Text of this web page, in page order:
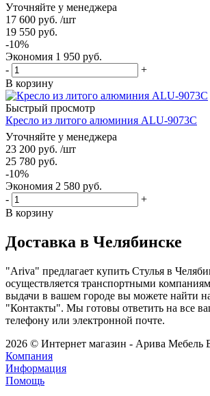
Уточняйте у менеджера
17 600 руб. /шт
19 550 руб.
-10%
Экономия 1 950 руб.
-
+
В корзину
Быстрый просмотр
Кресло из литого алюминия ALU-9073C
Уточняйте у менеджера
23 200 руб. /шт
25 780 руб.
-10%
Экономия 2 580 руб.
-
+
В корзину
Доставка в Челябинске
"Ariva" предлагает купить Стулья в
осуществляется транспортными
выдачи в вашем городе вы можете найти
"Контакты". Мы готовы ответить на все
телефону или электронной почте.
2026 © Интернет магазин - Арива Мебель
Компания
Информация
Помощь